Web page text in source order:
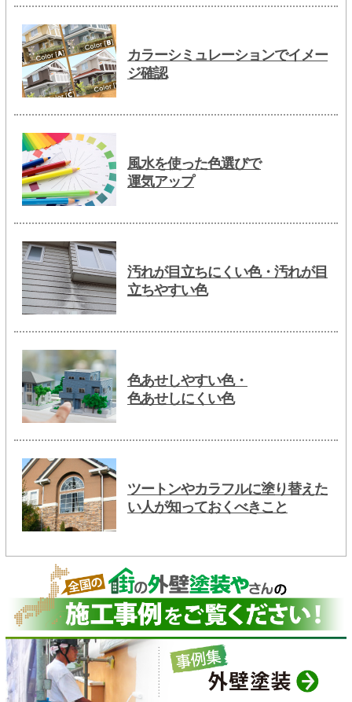
カラーシミュレーションでイメー
ジ確認
風水を使った色選びで
運気アップ
汚れが目立ちにくい色・汚れが目
立ちやすい色
色あせしやすい色・
色あせしにくい色
ツートンやカラフルに塗り替えた
い人が知っておくべきこと